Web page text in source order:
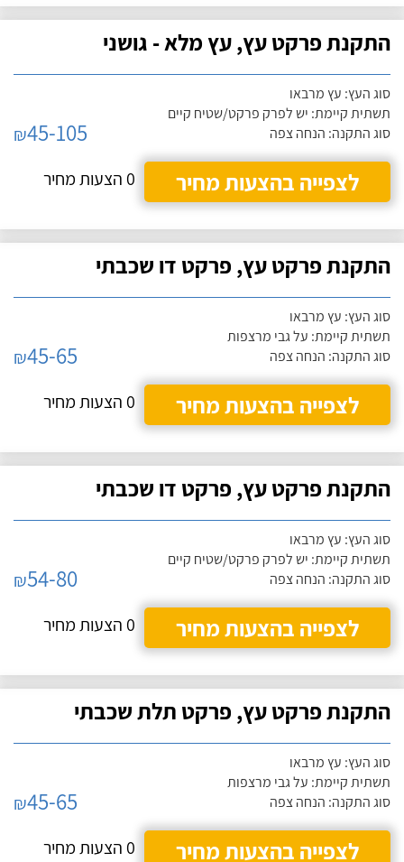
התקנת פרקט עץ, עץ מלא - גושני
סוג העץ: עץ מרבאו
תשתית קיימת: יש לפרק פרקט/שטיח קיים
סוג התקנה: הנחה צפה
₪45-105
לצפייה בהצעות מחיר
0 הצעות מחיר
התקנת פרקט עץ, פרקט דו שכבתי
סוג העץ: עץ מרבאו
תשתית קיימת: על גבי מרצפות
סוג התקנה: הנחה צפה
₪45-65
לצפייה בהצעות מחיר
0 הצעות מחיר
התקנת פרקט עץ, פרקט דו שכבתי
סוג העץ: עץ מרבאו
תשתית קיימת: יש לפרק פרקט/שטיח קיים
סוג התקנה: הנחה צפה
₪54-80
לצפייה בהצעות מחיר
0 הצעות מחיר
התקנת פרקט עץ, פרקט תלת שכבתי
סוג העץ: עץ מרבאו
תשתית קיימת: על גבי מרצפות
סוג התקנה: הנחה צפה
₪45-65
לצפייה בהצעות מחיר
0 הצעות מחיר